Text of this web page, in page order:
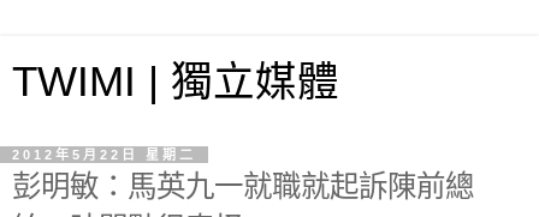
TWIMI | 獨立媒體
2012年5月22日 星期二
彭明敏：馬英九一就職就起訴陳前總